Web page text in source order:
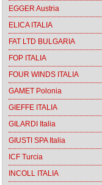
EGGER Austria
ELICA ITALIA
FAT LTD BULGARIA
FOP ITALIA
FOUR WINDS ITALIA
GAMET Polonia
GIEFFE ITALIA
GILARDI Italia
GIUSTI SPA Italia
ICF Turcia
INCOLL ITALIA